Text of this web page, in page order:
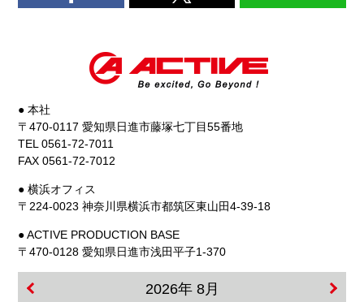
● 本社
〒470-0117 愛知県日進市藤塚七丁目55番地
TEL 0561-72-7011
FAX 0561-72-7012
● 横浜オフィス
〒224-0023 神奈川県横浜市都筑区東山田4-39-18
● ACTIVE PRODUCTION BASE
〒470-0128 愛知県日進市浅田平子1-370
2026年 8月